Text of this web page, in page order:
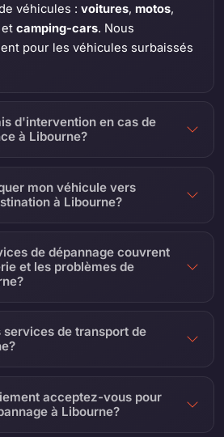
véhicules :voitures, motos,
etcamping-cars. Nous
pour les véhicules surbaissés
d'intervention en cas de
à Libourne?
mon véhicule vers
à Libourne?
de dépannage couvrent
et les problèmes de
de transport de
acceptez-vous pour
à Libourne?